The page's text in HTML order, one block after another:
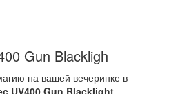
Gun Blackligh
на вашей вечеринке в
UV400 Gun Blacklight –